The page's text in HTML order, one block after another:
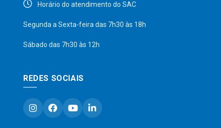
Horário do atendimento do SAC
Segunda a Sexta-feira das 7h30 às 18h
Sábado das 7h30 às 12h
REDES SOCIAIS